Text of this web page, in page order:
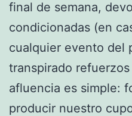
final de semana,
condicionadas (en
cualquier evento del
transpirado
afluencia es simple:
producir nuestro